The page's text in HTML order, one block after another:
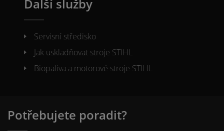
Další služby
Servisní středisko
Jak uskladňovat stroje STIHL
Biopaliva a motorové stroje STIHL
Potřebujete poradit?